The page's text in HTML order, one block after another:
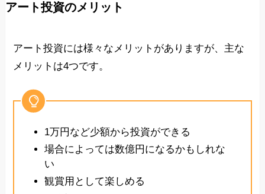
アート投資のメリット
アート投資には様々なメリットがありますが、主な
メリットは4つです。
1万円など少額から投資ができる
場合によっては数億円になるかもしれな
い
観賞用として楽しめる